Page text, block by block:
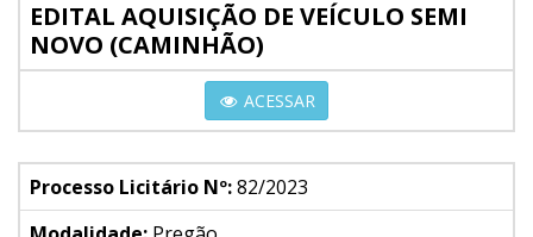
EDITAL AQUISIÇÃO DE VEÍCULO SEMI
NOVO (CAMINHÃO)
ACESSAR
Processo Licitário Nº:82/2023